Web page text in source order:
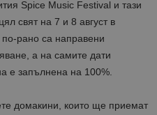
Spice Music Festival и тази
свят на 7 и 8 август в
рано са направени
а на самите дати
е запълнена на 100%.
домакини, които ще приемат